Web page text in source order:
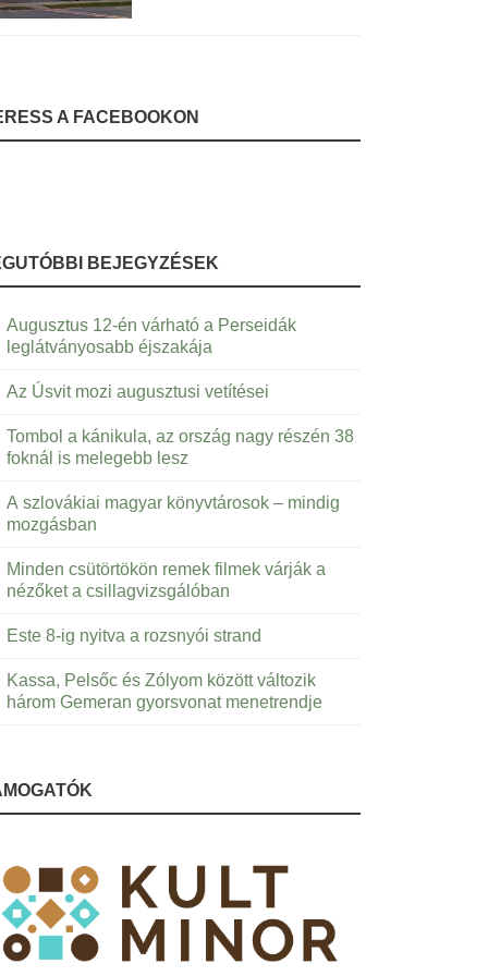
A FACEBOOKON
BEJEGYZÉSEK
Augusztus 12-én várható a Perseidák
leglátványosabb éjszakája
Az Úsvit mozi augusztusi vetítései
Tombol a kánikula, az ország nagy részén 38
foknál is melegebb lesz
A szlovákiai magyar könyvtárosok – mindig
mozgásban
Minden csütörtökön remek filmek várják a
nézőket a csillagvizsgálóban
Este 8-ig nyitva a rozsnyói strand
Kassa, Pelsőc és Zólyom között változik
három Gemeran gyorsvonat menetrendje